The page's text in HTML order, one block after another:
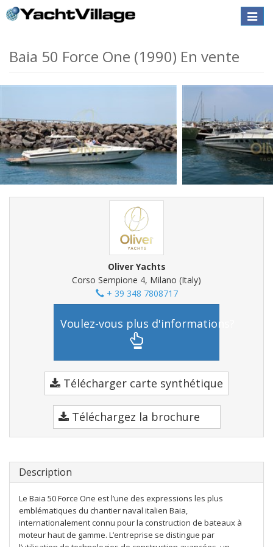
Toggle
Baia 50 Force One (1990) En vente
Oliver Yachts
Corso Sempione 4, Milano (Italy)
+ 39 348 7808717
Voulez-vous plus d'informations?
Télécharger carte synthétique
Téléchargez la brochure
Description
Le Baia 50 Force One est l’une des expressions les plus
emblématiques du chantier naval italien Baia,
internationalement connu pour la construction de bateaux à
moteur haut de gamme. L’entreprise se distingue par